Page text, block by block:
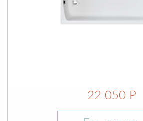
22 050 Р